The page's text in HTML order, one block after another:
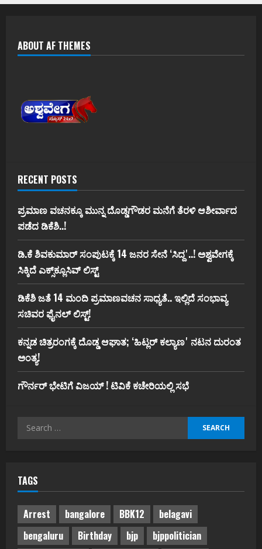
ABOUT AF THEMES
RECENT POSTS
ಪ್ರಮಾಣ ವಚನಕ್ಕೂ ಮುನ್ನ ದೊಡ್ಡಗೌಡರ ಮನೆಗೆ ತೆರಳಿ ಆಶೀರ್ವಾದ
ಪಡೆದ ಡಿಕೆಶಿ..!
ಡಿ.ಕೆ ಶಿವಕುಮಾರ್‌ ಸಂಪುಟಕ್ಕೆ 14 ಜನರ ಸೇನೆ ʻಸಿದ್ದʼ..! ಅಶ್ವವೇಗಕ್ಕೆ
ಸಿಕ್ಕಿದೆ ಎಕ್ಸ್‌ಕ್ಲೂಸಿವ್‌ ಲಿಸ್ಟ್‌
ಡಿಕೆಶಿ ಜತೆ 14 ಮಂದಿ ಪ್ರಮಾಣವಚನ ಸಾಧ್ಯತೆ.. ಇಲ್ಲಿದೆ ಸಂಭಾವ್ಯ
ಸಚಿವರ ಫೈನಲ್ ಲಿಸ್ಟ್‌!
ಕನ್ನಡ ಚಿತ್ರರಂಗಕ್ಕೆ ದೊಡ್ಡ ಆಘಾತ; ʻಹಿಟ್ಲರ್ ಕಲ್ಯಾಣʼ ನಟನ ದುರಂತ
ಅಂತ್ಯ!
ಗೌರ್ನರ್‌ ಭೇಟಿಗೆ ವಿಜಯ್‌ ! ಟಿವಿಕೆ ಕಚೇರಿಯಲ್ಲಿ ಸಭೆ
Search
TAGS
Arrest bangalore BBK12
belagavi
bengaluru
Birthday bjp bjppolitician